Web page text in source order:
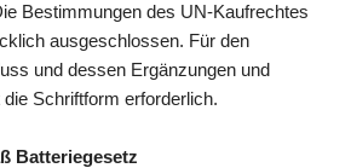
Bestimmungen des UN-Kaufrechtes
ausgeschlossen. Für den
und dessen Ergänzungen und
Schriftform erforderlich.
Batteriegesetz